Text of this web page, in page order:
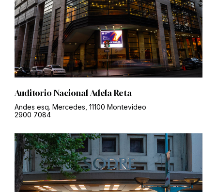
Auditorio Nacional Adela Reta
Andes esq. Mercedes, 11100 Montevideo
2900 7084